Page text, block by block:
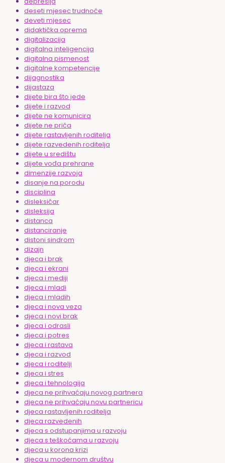
deseti mjesec trudnoće
deveti mjesec
didaktička oprema
digitalizacija
digitalna inteligencija
digitalna pismenost
digitalne kompetencije
dijagnostika
dijastaza
dijete bira što jede
dijete i razvod
dijete ne komunicira
dijete ne priča
dijete rastavljenih roditelja
dijete razvedenih roditelja
dijete u središtu
dijete vođa prehrane
dimenzije razvoja
disanje na porodu
disciplina
disleksičar
disleksija
distanca
distanciranje
distoni sindrom
dizajn
djeca i brak
djeca i ekrani
djeca i mediji
djeca i mladi
djeca i mladih
djeca i nova veza
djeca i novi brak
djeca i odrasli
djeca i potres
djeca i rastava
djeca i razvod
djeca i roditelji
djeca i stres
djeca i tehnologija
djeca ne prihvaćaju novog partnera
djeca ne prihvaćaju novu partnericu
djeca rastavljenih roditelja
djeca razvedenih
djeca s odstupanjima u razvoju
djeca s teškoćama u razvoju
djeca u korona krizi
djeca u modernom društvu